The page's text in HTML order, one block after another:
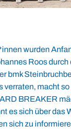
wurden
Roos durch
bmk
verraten, macht so
BREAKER
es sich über das
sich zu